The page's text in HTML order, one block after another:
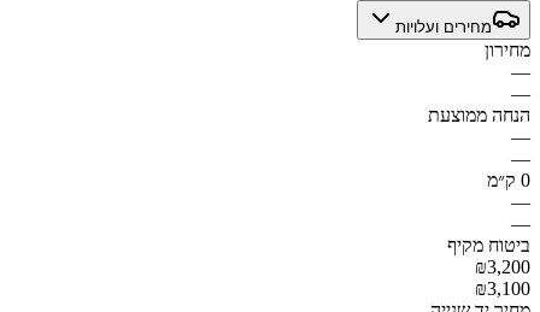
מחירים ועלויות
מחירון
—
—
הנחה ממוצעת
—
—
0 ק״מ
—
—
ביטוח מקיף
₪3,200
₪3,100